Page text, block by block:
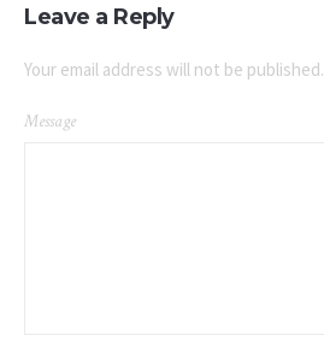
Leave a Reply
Your email address will not be published.
Message